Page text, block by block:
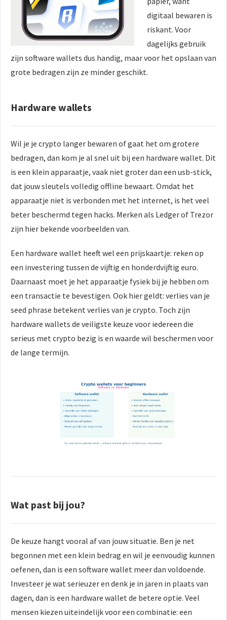
digitaal bewaren is
riskant. Voor
dagelijks gebruik
zijn software wallets dus handig, maar voor het opslaan van
grote bedragen zijn ze minder geschikt.
Hardware wallets
Wil je je crypto langer bewaren of gaat het om grotere
bedragen, dan kom je al snel uit bij een hardware wallet. Dit
is een klein apparaatje, vaak niet groter dan een usb-stick,
dat jouw sleutels volledig offline bewaart. Omdat het
apparaatje niet is verbonden met het internet, is het veel
beter beschermd tegen hacks. Merken als Ledger of Trezor
zijn hier bekende voorbeelden van.
Een hardware wallet heeft wel een prijskaartje: reken op
een investering tussen de vijftig en honderdvijftig euro.
Daarnaast moet je het apparaatje fysiek bij je hebben om
een transactie te bevestigen. Ook hier geldt: verlies van je
seed phrase betekent verlies van je crypto. Toch zijn
hardware wallets de veiligste keuze voor iedereen die
serieus met crypto bezig is en waarde wil beschermen voor
de lange termijn.
Wat past bij jou?
De keuze hangt vooral af van jouw situatie. Ben je net
begonnen met een klein bedrag en wil je eenvoudig kunnen
oefenen, dan is een software wallet meer dan voldoende.
Investeer je wat serieuzer en denk je in jaren in plaats van
dagen, dan is een hardware wallet de betere optie. Veel
mensen kiezen uiteindelijk voor een combinatie: een